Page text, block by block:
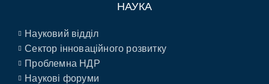
НАУКА
Науковий відділ
Сектор інноваційного розвитку
Проблемна НДР
Наукові форуми